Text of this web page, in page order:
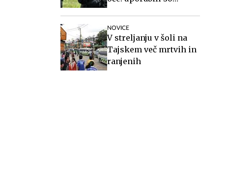
NOVICE
V streljanju v šoli na
Tajskem več mrtvih in
ranjenih